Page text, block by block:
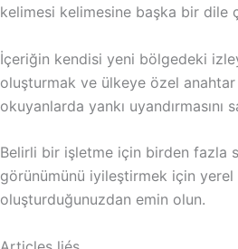
kelimesi kelimesine başka bir dile
İçeriğin kendisi yeni bölgedeki
oluşturmak ve ülkeye özel
okuyanlarda yankı
Belirli bir işletme için birden fazla
görünümünü iyileştirmek için yerel
oluşturduğunuzdan emin olun.